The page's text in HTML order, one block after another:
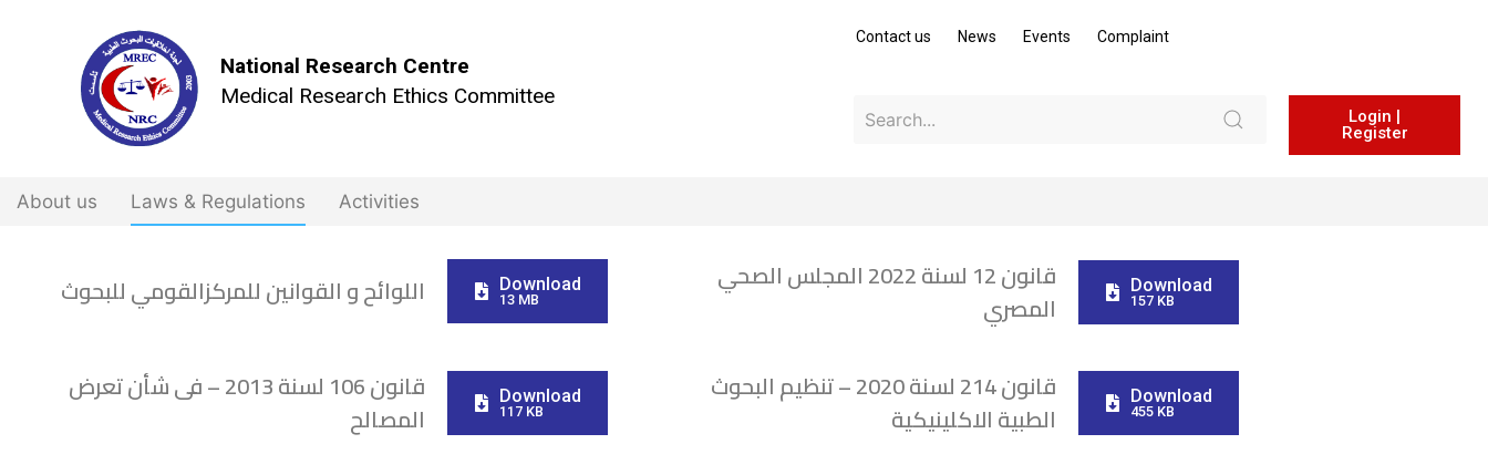
National Research Centre
Medical Research Ethics Committee
Contact us News Events Complaint
Login |
Register
About us Laws & Regulations Activities
اللوائح و القوانين للمركزالقومي للبحوث Download
13 MB
قانون 12 لسنة 2022 المجلس الصحي
المصري
Download
157 KB
قانون 106 لسنة 2013 – فى شأن تعرض
المصالح
Download
117 KB
قانون 214 لسنة 2020 – تنظيم البحوث
الطبية الاكلينيكية
Download
455 KB